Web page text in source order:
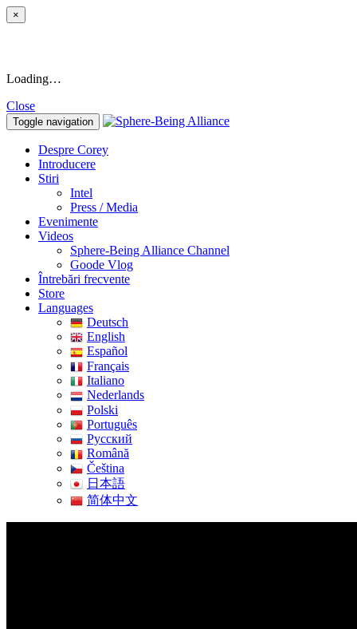
×
Loading…
Close
Toggle navigation
Despre Corey
Introducere
Stiri
Intel
Press / Media
Evenimente
Videos
Sphere-Being Alliance Channel
Goode Vlog
Întrebări frecvente
Store
Languages
Deutsch
English
Español
Français
Italiano
Nederlands
Polski
Português
Pусский
Română
Čeština
日本語
简体中文